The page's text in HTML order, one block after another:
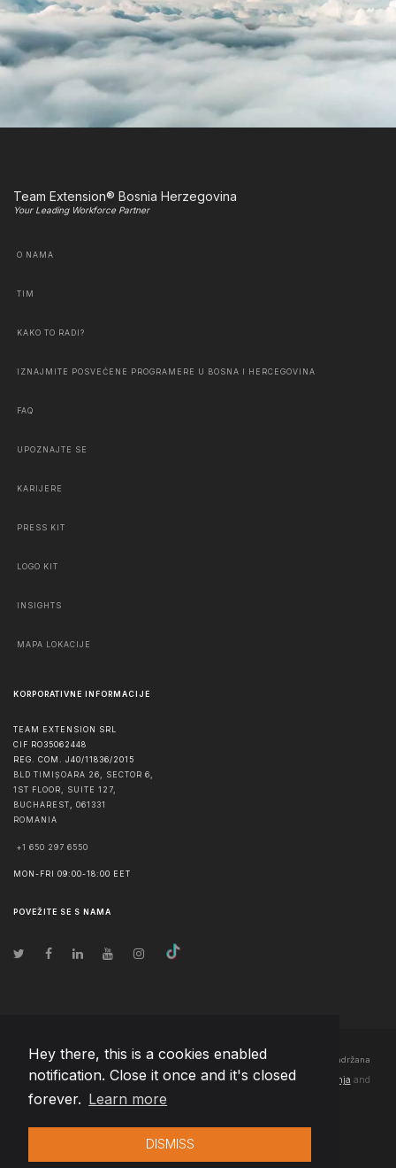
Hey there, this is a cookies enabled
notification. Close it once and it's closed
forever. Learn more
DISMISS
Team Extension® Bosnia Herzegovina
Your Leading Workforce Partner
O NAMA
TIM
KAKO TO RADI?
IZNAJMITE POSVEĆENE PROGRAMERE U BOSNA I HERCEGOVINA
FAQ
UPOZNAJTE SE
KARIJERE
PRESS KIT
LOGO KIT
INSIGHTS
MAPA LOKACIJE
KORPORATIVNE INFORMACIJE
TEAM EXTENSION SRL
CIF RO35062448
REG. COM. J40/11836/2015
BLD TIMIȘOARA 26, SECTOR 6,
1ST FLOOR, SUITE 127,
BUCHAREST
061331
ROMANIA
+1 650 297 6550
MON-FRI 09:00-18:00 EET
POVEŽITE SE S NAMA
© Autorska prava 2026 Team Extension Bosnia Herzegovina - Sva prava zadržana
Changelog● Korišćenjem ove stranice slažete se sa našimPravila korištenja and
Politika privatnosti